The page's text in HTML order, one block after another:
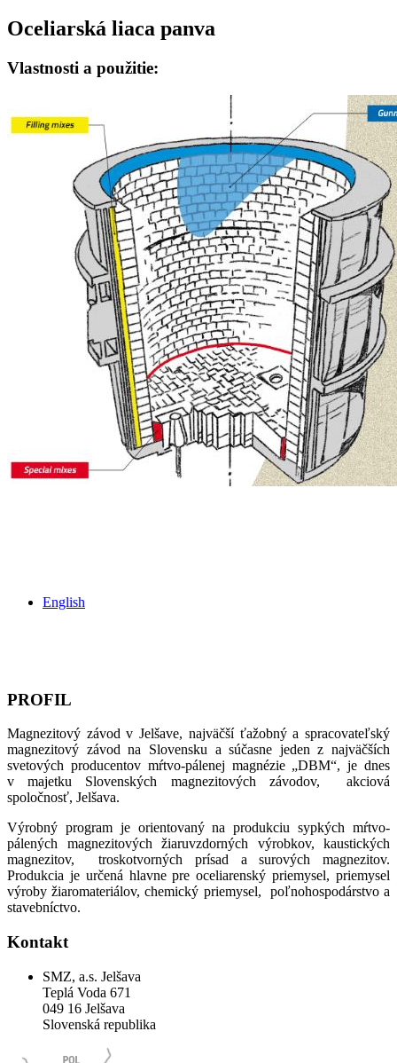
Oceliarská liaca panva
Vlastnosti a použitie:
English
PROFIL
Magnezitový závod v Jelšave, najväčší ťažobný a spracovateľský
magnezitový závod na Slovensku a súčasne jeden z najväčších
svetových producentov mŕtvo-pálenej magnézie „DBM“, je dnes
v majetku Slovenských magnezitových závodov, akciová
spoločnosť, Jelšava.
Výrobný program je orientovaný na produkciu sypkých mŕtvo-
pálených magnezitových žiaruvzdorných výrobkov, kaustických
magnezitov, troskotvorných prísad a surových magnezitov.
Produkcia je určená hlavne pre oceliarenský priemysel, priemysel
výroby žiaromateriálov, chemický priemysel, poľnohospodárstvo a
stavebníctvo.
Kontakt
SMZ, a.s. Jelšava
Teplá Voda 671
049 16 Jelšava
Slovenská republika